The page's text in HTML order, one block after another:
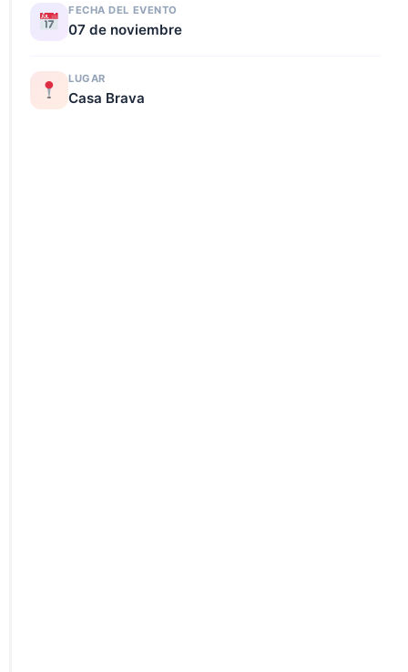
FECHA DEL EVENTO
07 de noviembre
LUGAR
Casa Brava